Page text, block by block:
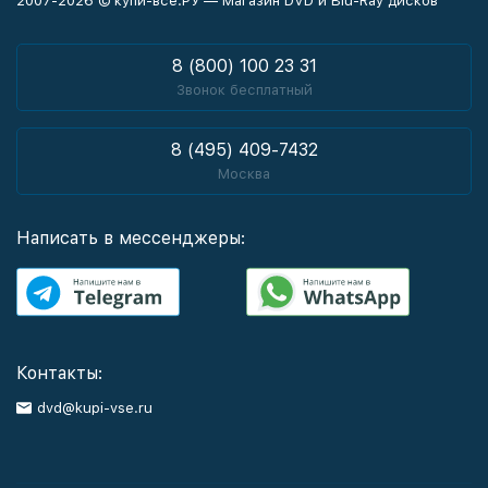
8 (800) 100 23 31
Звонок бесплатный
8 (495) 409-7432
Москва
Написать в мессенджеры:
Контакты:
dvd@kupi-vse.ru